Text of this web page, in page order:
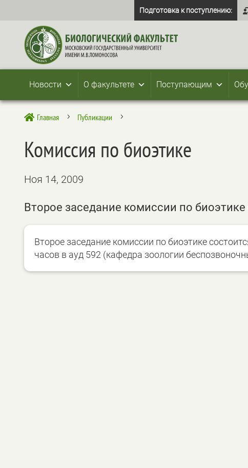
Подготовка к поступлению:
Новости О факультете Поступающим
 Главная 5 Публикации 5
Комиссия по биоэтике
Ноя 14, 2009
Второе заседание комиссии по биоэтике
Второе заседание комиссии по биоэтике
часов в ауд 592 (кафедра зоологии